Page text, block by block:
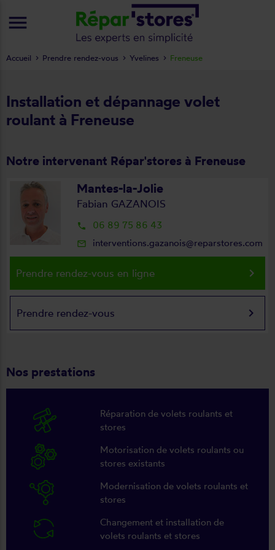
Installation et dépannage volet
roulant à Freneuse
Notre intervenant Répar'stores à Freneuse
Mantes-la-Jolie
Fabian GAZANOIS
local_phone 06 89 75 86 43
mail_outline interventions.gazanois@reparstores.com
Prendre rendez-vous en ligne keyboard_arrow_right
Prendre rendez-vous keyboard_arrow_right
Nos prestations
Réparation de volets roulants et
stores
Motorisation de volets roulants ou
stores existants
Modernisation de volets roulants et
stores
Changement et installation de
volets roulants et stores
Accueil Prendre rendez-vous Yvelines Freneuse
menu